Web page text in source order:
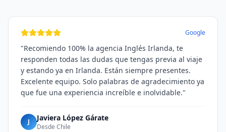
Google
"Recomiendo 100% la agencia Inglés Irlanda, te
responden todas las dudas que tengas previa al viaje
y estando ya en Irlanda. Están siempre presentes.
Excelente equipo. Solo palabras de agradecimiento ya
que fue una experiencia increíble e inolvidable."
J Javiera López Gárate
Desde Chile